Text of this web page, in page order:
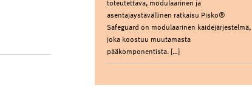
toteutettava, modulaarinen ja
asentajaystävällinen ratkaisu Pisko®
Safeguard on modulaarinen kaidejärjestelmä,
joka koostuu muutamasta
pääkomponentista. […]